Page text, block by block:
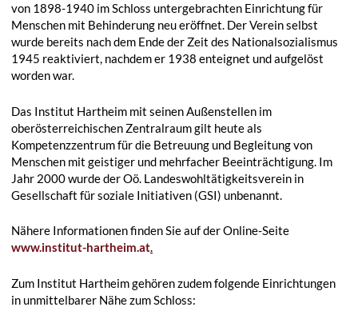
von 1898-1940 im Schloss untergebrachten Einrichtung für
Menschen mit Behinderung neu eröffnet. Der Verein selbst
wurde bereits nach dem Ende der Zeit des Nationalsozialismus
1945 reaktiviert, nachdem er 1938 enteignet und aufgelöst
worden war.
Das Institut Hartheim mit seinen Außenstellen im
oberösterreichischen Zentralraum gilt heute als
Kompetenzzentrum für die Betreuung und Begleitung von
Menschen mit geistiger und mehrfacher Beeinträchtigung. Im
Jahr 2000 wurde der Oö. Landeswohltätigkeitsverein in
Gesellschaft für soziale Initiativen (GSI) unbenannt.
Nähere Informationen finden Sie auf der Online-Seite
www.institut-hartheim.at.
Zum Institut Hartheim gehören zudem folgende Einrichtungen
in unmittelbarer Nähe zum Schloss: